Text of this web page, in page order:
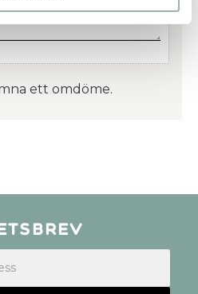
ett omdöme.